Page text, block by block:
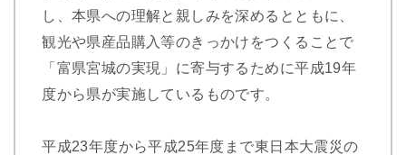
し、本県への理解と親しみを深めるとともに、
観光や県産品購入等のきっかけをつくることで
「富県宮城の実現」に寄与するために平成19年
度から県が実施しているものです。
平成23年度から平成25年度まで東日本大震災の